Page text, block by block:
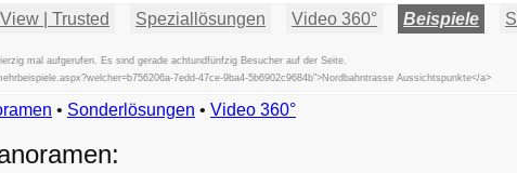
| Trusted Speziallösungen Video 360° Beispiele
mal aufgerufen. Es sind gerade achtundfünfzig Besucher auf der Seite.
7edd-47ce-9ba4-5b6902c9684b">Nordbahntrasse Aussichtspunkte</a>
Beispiele
Exemples
• Sonderlösungen • Video 360°